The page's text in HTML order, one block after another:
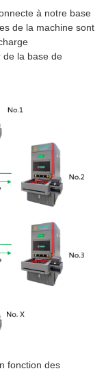
à notre base
de la machine sont
de la base de
fonction des